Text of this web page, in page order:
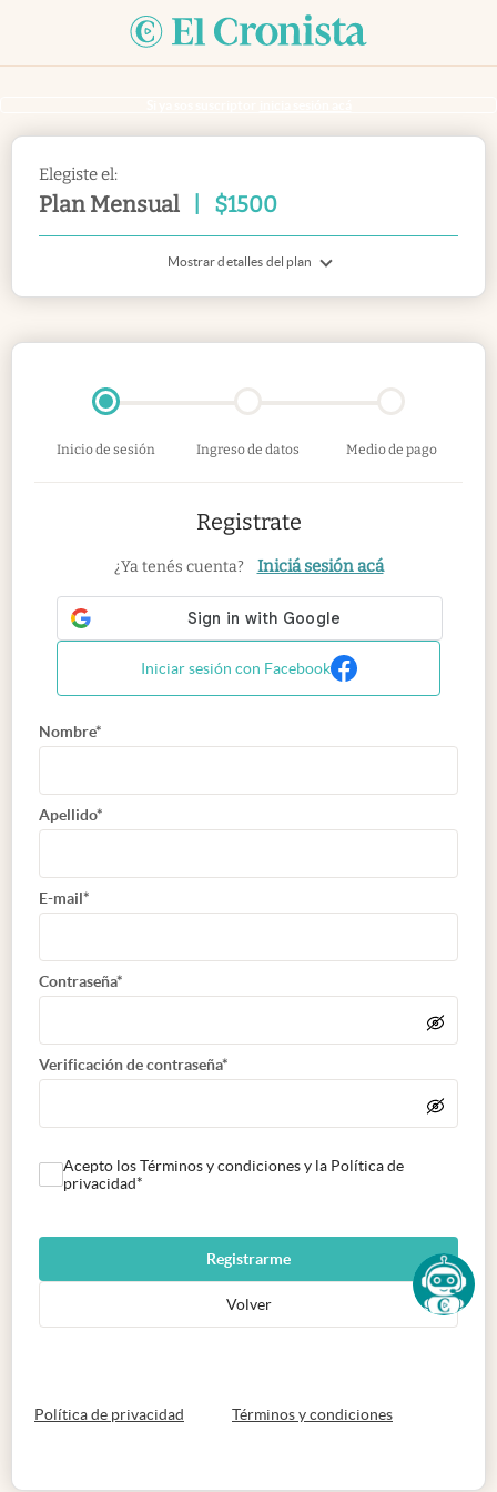
Elegiste el:
Plan Mensual $1500
Mostrar detalles del plan
Inicio de sesión Ingreso de datos Medio de pago
Registrate
¿Ya tenés cuenta? Iniciá sesión acá
Iniciar sesión con Facebook
Nombre*
Apellido*
E-mail*
Contraseña*
Verificación de contraseña*
Acepto los Términos y condiciones y la Política de
privacidad*
Registrarme
Volver
Política de privacidad abre en nueva pestaña
Términos y condicionesabre en nueva